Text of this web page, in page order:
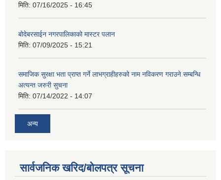
मिति: 07/16/2025 - 16:45
बोदेबरसाईन नगरपालिकाको मास्टर पलान
मिति: 07/09/2025 - 15:21
समाजिक सुरक्षा भता प्राप्त गर्ने लाभग्राहीहरुको नाम नविकरण गराउने सम्बन्धि
अत्यन्त जरुरी सुचना
मिति: 07/14/2022 - 14:07
अन्य
सार्वजनिक खरिद/बोलपत्र सूचना